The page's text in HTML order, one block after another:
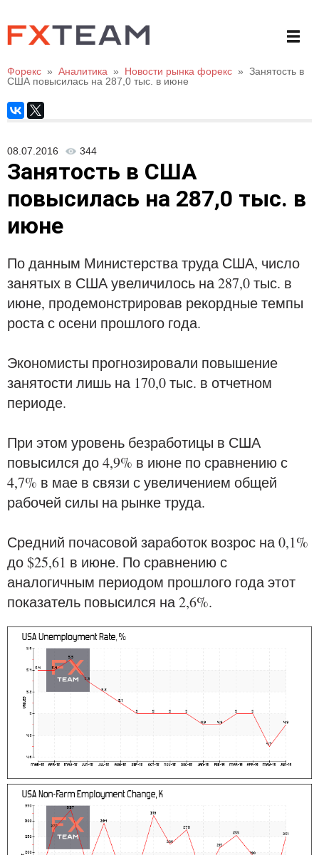
Форекс » Аналитика » Новости рынка форекс » Занятость в
США повысилась на 287,0 тыс. в июне
08.07.2016 344
Занятость в США
повысилась на 287,0 тыс. в
июне
По данным Министерства труда США, число
занятых в США увеличилось на 287,0 тыс. в
июне, продемонстрировав рекордные темпы
роста с осени прошлого года.
Экономисты прогнозировали повышение
занятости лишь на 170,0 тыс. в отчетном
периоде.
При этом уровень безработицы в США
повысился до 4,9% в июне по сравнению с
4,7% в мае в связи с увеличением общей
рабочей силы на рынке труда.
Средний почасовой заработок возрос на 0,1%
до $25,61 в июне. По сравнению с
аналогичным периодом прошлого года этот
показатель повысился на 2,6%.